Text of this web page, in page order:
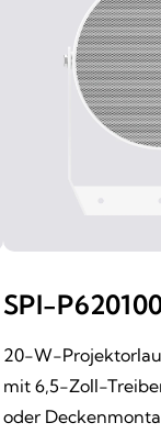
SPI-
20-W-
mit 6,5-Zoll-
oder